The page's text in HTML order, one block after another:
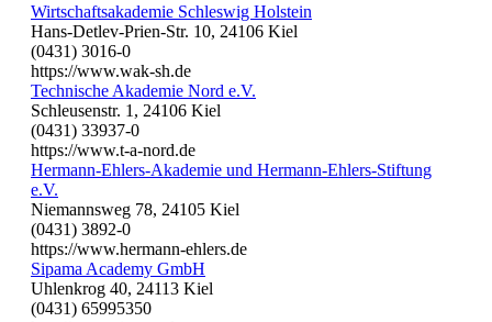
Wirtschaftsakademie Schleswig Holstein
Hans-Detlev-Prien-Str. 10, 24106 Kiel
(0431) 3016-0
https://www.wak-sh.de
Technische Akademie Nord e.V.
Schleusenstr. 1, 24106 Kiel
(0431) 33937-0
https://www.t-a-nord.de
Hermann-Ehlers-Akademie und Hermann-Ehlers-Stiftung
e.V.
Niemannsweg 78, 24105 Kiel
(0431) 3892-0
https://www.hermann-ehlers.de
Sipama Academy GmbH
Uhlenkrog 40, 24113 Kiel
(0431) 65995350